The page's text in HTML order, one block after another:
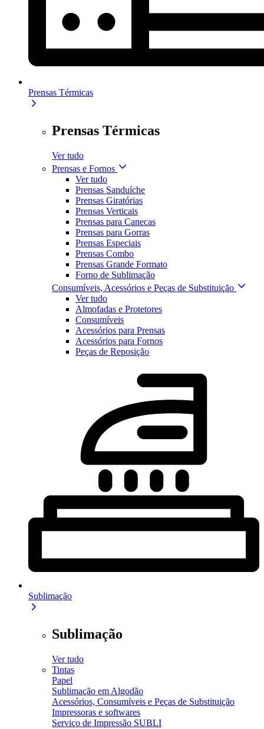
Prensas Térmicas
Prensas Térmicas
Ver tudo
Prensas e Fornos
Ver tudo
Prensas Sanduíche
Prensas Giratórias
Prensas Verticais
Prensas para Canecas
Prensas para Gorras
Prensas Especiais
Prensas Combo
Prensas Grande Formato
Forno de Sublimação
Consumíveis, Acessórios e Peças de Substituição
Ver tudo
Almofadas e Protetores
Consumíveis
Acessórios para Prensas
Acessórios para Fornos
Peças de Reposição
Sublimação
Sublimação
Ver tudo
Tintas
Papel
Sublimação em Algodão
Acessórios, Consumíveis e Peças de Substituição
Impressoras e softwares
Serviço de Impressão SUBLI